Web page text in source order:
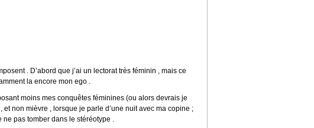
. D’abord que j’ai un lectorat très féminin , mais ce
la encore mon ego .
moins mes conquêtes féminines (ou alors devrais je
non mièvre , lorsque je parle d’une nuit avec ma copine ;
ne pas tomber dans le stéréotype .